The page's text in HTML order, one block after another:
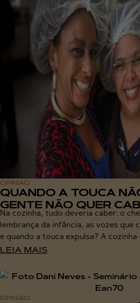
OPINIÃO
QUANDO A TOUCA
GENTE NÃO QUER
Na cozinha, tudo deveria caber: o
lembrança da infância, as vozes que
e quando a touca expulsa? A cozinha
LEIA MAIS
OPINIÃO